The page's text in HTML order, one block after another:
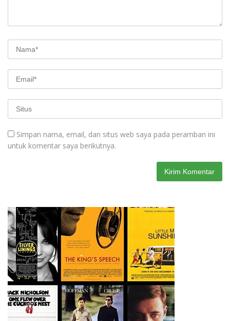
Simpan nama, email, dan situs web saya pada peramban ini
untuk komentar saya berikutnya.